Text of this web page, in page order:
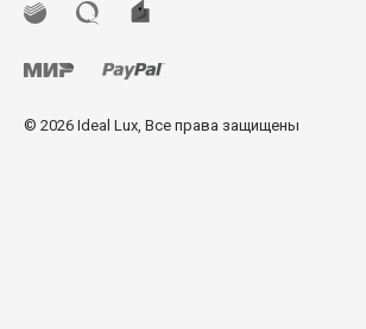
© 2026 Ideal Lux, Все права защищены